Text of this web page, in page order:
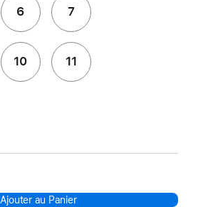
6 7
10 11
Ajouter au Panier